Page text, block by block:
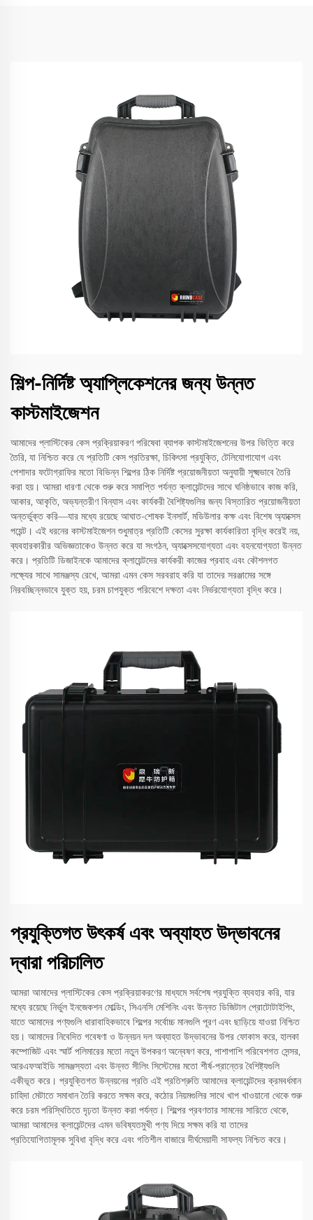
শিল্প-নির্দিষ্ট অ্যাপ্লিকেশনের জন্য উন্নত
কাস্টমাইজেশন
আমাদের প্লাস্টিকের কেস প্রক্রিয়াকরণ পরিষেবা ব্যাপক কাস্টমাইজেশনের উপর ভিত্তি করে
তৈরি, যা নিশ্চিত করে যে প্রতিটি কেস প্রতিরক্ষা, চিকিৎসা প্রযুক্তি, টেলিযোগাযোগ এবং
পেশাদার ফটোগ্রাফির মতো বিভিন্ন শিল্পের ঠিক নির্দিষ্ট প্রয়োজনীয়তা অনুযায়ী সূক্ষ্মভাবে তৈরি
করা হয়। আমরা ধারণা থেকে শুরু করে সমাপ্তি পর্যন্ত ক্লায়েন্টদের সাথে ঘনিষ্ঠভাবে কাজ করি,
আকার, আকৃতি, অভ্যন্তরীণ বিন্যাস এবং কার্যকরী বৈশিষ্ট্যগুলির জন্য বিস্তারিত প্রয়োজনীয়তা
অন্তর্ভুক্ত করি—যার মধ্যে রয়েছে আঘাত-শোষক ইনসার্ট, মডিউলার কক্ষ এবং বিশেষ অ্যাক্সেস
পয়েন্ট। এই ধরনের কাস্টমাইজেশন শুধুমাত্র প্রতিটি কেসের সুরক্ষা কার্যকারিতা বৃদ্ধি করেই নয়,
ব্যবহারকারীর অভিজ্ঞতাকেও উন্নত করে যা সংগঠন, অ্যাক্সেসযোগ্যতা এবং বহনযোগ্যতা উন্নত
করে। প্রতিটি ডিজাইনকে আমাদের ক্লায়েন্টদের কার্যকরী কাজের প্রবাহ এবং কৌশলগত
লক্ষ্যের সাথে সামঞ্জস্য রেখে, আমরা এমন কেস সরবরাহ করি যা তাদের সরঞ্জামের সঙ্গে
নিরবচ্ছিন্নভাবে যুক্ত হয়, চরম চাপযুক্ত পরিবেশে দক্ষতা এবং নির্ভরযোগ্যতা বৃদ্ধি করে।
প্রযুক্তিগত উৎকর্ষ এবং অব্যাহত উদ্ভাবনের
দ্বারা পরিচালিত
আমরা আমাদের প্লাস্টিকের কেস প্রক্রিয়াকরণের মাধ্যমে সর্বশেষ প্রযুক্তি ব্যবহার করি, যার
মধ্যে রয়েছে নির্ভুল ইনজেকশন মোল্ডিং, সিএনসি মেশিনিং এবং উন্নত ডিজিটাল প্রোটোটাইপিং,
যাতে আমাদের পণ্যগুলি ধারাবাহিকভাবে শিল্পের সর্বোচ্চ মানগুলি পূরণ এবং ছাড়িয়ে যাওয়া নিশ্চিত
হয়। আমাদের নিবেদিত গবেষণা ও উন্নয়ন দল অব্যাহত উদ্ভাবনের উপর ফোকাস করে, হালকা
কম্পোজিট এবং স্মার্ট পলিমারের মতো নতুন উপকরণ অন্বেষণ করে, পাশাপাশি পরিবেশগত সেন্সর,
আরএফআইডি সামঞ্জস্যতা এবং উন্নত সীলিং সিস্টেমের মতো শীর্ষ-প্রান্তের বৈশিষ্ট্যগুলি
একীভূত করে। প্রযুক্তিগত উন্নয়নের প্রতি এই প্রতিশ্রুতি আমাদের ক্লায়েন্টদের ক্রমবর্ধমান
চাহিদা মেটাতে সমাধান তৈরি করতে সক্ষম করে, কঠোর নিয়মগুলির সাথে খাপ খাওয়ানো থেকে শুরু
করে চরম পরিস্থিতিতে দৃঢ়তা উন্নত করা পর্যন্ত। শিল্পের প্রবণতার সামনের সারিতে থেকে,
আমরা আমাদের ক্লায়েন্টদের এমন ভবিষ্যতমুখী পণ্য দিয়ে সক্ষম করি যা তাদের
প্রতিযোগিতামূলক সুবিধা বৃদ্ধি করে এবং গতিশীল বাজারে দীর্ঘমেয়াদী সাফল্য নিশ্চিত করে।